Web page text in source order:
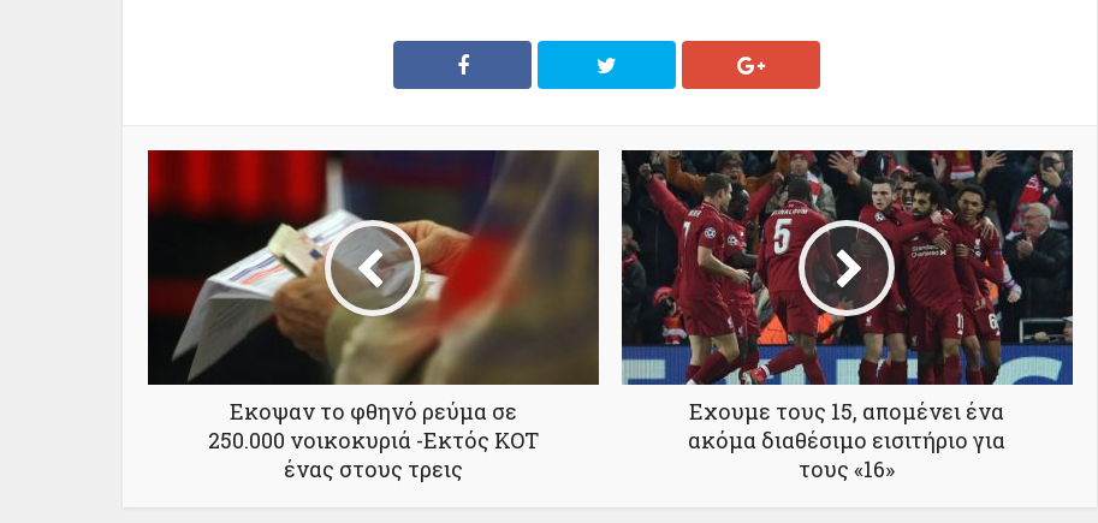
Εκοψαν το φθηνό ρεύμα σε
250.000 νοικοκυριά -Εκτός ΚΟΤ
ένας στους τρεις
Εχουμε τους 15, απομένει ένα
ακόμα διαθέσιμο εισιτήριο για
τους «16»